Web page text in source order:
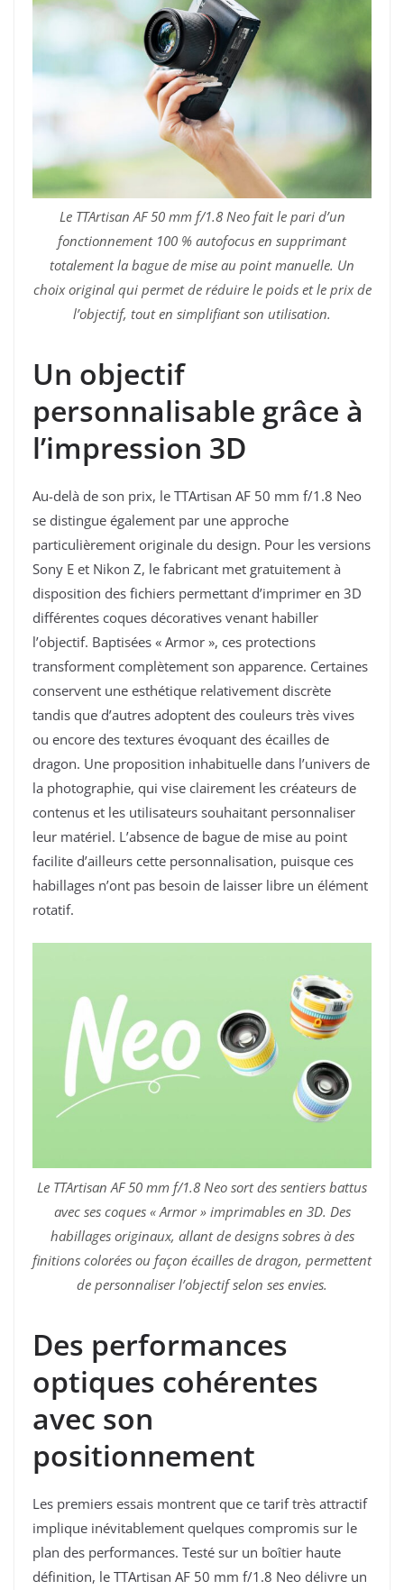
Le TTArtisan AF 50 mm f/1.8 Neo fait le pari d’un
fonctionnement 100 % autofocus en supprimant
totalement la bague de mise au point manuelle. Un
choix original qui permet de réduire le poids et le prix de
l’objectif, tout en simplifiant son utilisation.
Un objectif
personnalisable grâce à
l’impression 3D
Au-delà de son prix, le TTArtisan AF 50 mm f/1.8 Neo
se distingue également par une approche
particulièrement originale du design. Pour les versions
Sony E et Nikon Z, le fabricant met gratuitement à
disposition des fichiers permettant d’imprimer en 3D
différentes coques décoratives venant habiller
l’objectif. Baptisées « Armor », ces protections
transforment complètement son apparence. Certaines
conservent une esthétique relativement discrète
tandis que d’autres adoptent des couleurs très vives
ou encore des textures évoquant des écailles de
dragon. Une proposition inhabituelle dans l’univers de
la photographie, qui vise clairement les créateurs de
contenus et les utilisateurs souhaitant personnaliser
leur matériel. L’absence de bague de mise au point
facilite d’ailleurs cette personnalisation, puisque ces
habillages n’ont pas besoin de laisser libre un élément
rotatif.
Le TTArtisan AF 50 mm f/1.8 Neo sort des sentiers battus
avec ses coques « Armor » imprimables en 3D. Des
habillages originaux, allant de designs sobres à des
finitions colorées ou façon écailles de dragon, permettent
de personnaliser l’objectif selon ses envies.
Des performances
optiques cohérentes
avec son
positionnement
Les premiers essais montrent que ce tarif très attractif
implique inévitablement quelques compromis sur le
plan des performances. Testé sur un boîtier haute
définition, le TTArtisan AF 50 mm f/1.8 Neo délivre un